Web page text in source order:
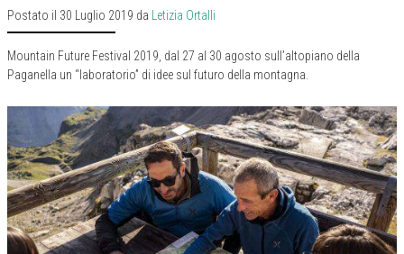
Postato il 30 Luglio 2019 da Letizia Ortalli
Mountain Future Festival 2019, dal 27 al 30 agosto sull’altopiano della
Paganella un “laboratorio” di idee sul futuro della montagna.